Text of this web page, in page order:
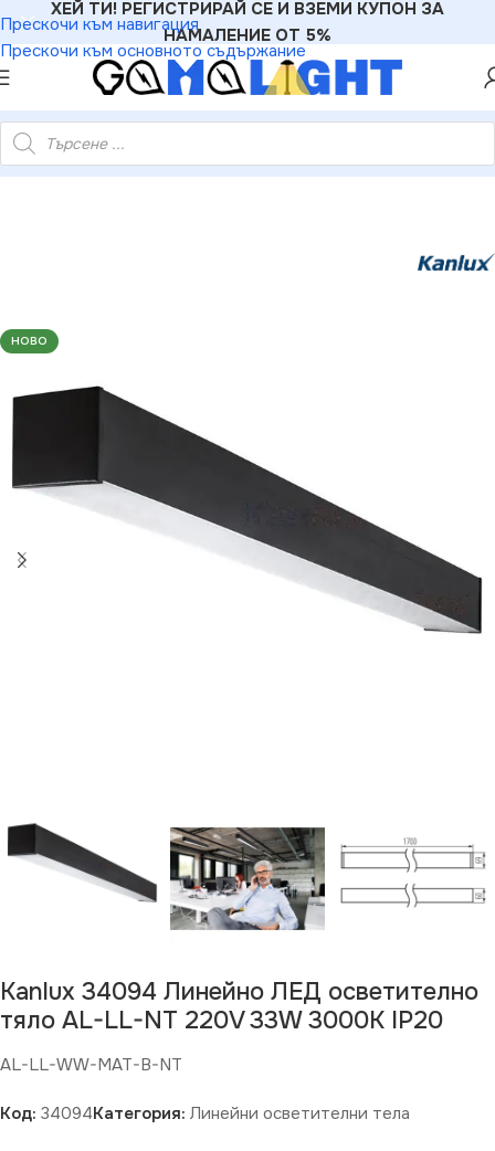
Прескочи към навигация
Прескочи към основното съдържание
ХЕЙ ТИ! РЕГИСТРИРАЙ СЕ И ВЗЕМИ КУПОН ЗА
НАМАЛЕНИЕ ОТ 5%
ЛЕД осветително тяло AL-LL-NT 220V 33W 3000K IP20
НОВО
Kanlux 34094 Линейно ЛЕД осветително
тяло AL-LL-NT 220V 33W 3000K IP20
AL-LL-WW-MAT-B-NT
Код: 34094Категория: Линейни осветителни тела